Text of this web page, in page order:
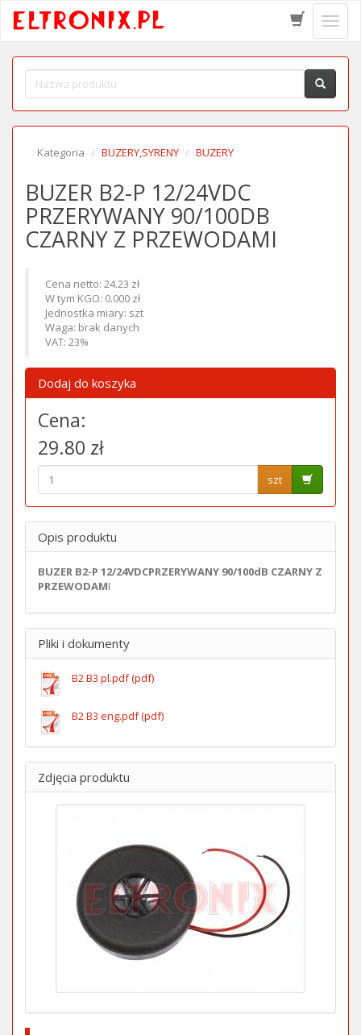
menu
Kategoria BUZERY,SYRENY BUZERY
BUZER B2-P 12/24VDC
PRZERYWANY 90/100DB
CZARNY Z PRZEWODAMI
Cena netto: 24.23 zł
W tym KGO: 0.000 zł
Jednostka miary: szt
Waga: brak danych
VAT: 23%
Dodaj do koszyka
Cena:
29.80 zł
szt
Opis produktu
BUZER B2-P 12/24VDCPRZERYWANY 90/100dB CZARNY Z
PRZEWODAMI
Pliki i dokumenty
B2 B3 pl.pdf (pdf)
B2 B3 eng.pdf (pdf)
Zdjęcia produktu